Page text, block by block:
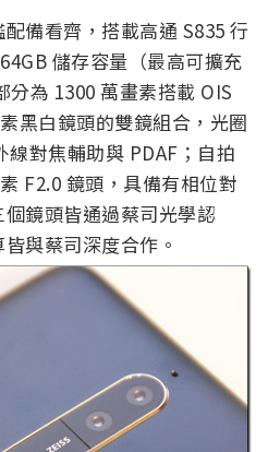
備看齊，搭載高通 S835 行
儲存容量（最高可擴充
分為 1300 萬畫素搭載 OIS
黑白鏡頭的雙鏡組合，光圈
線對焦輔助與 PDAF；自拍
F2.0 鏡頭，具備有相位對
鏡頭皆通過蔡司光學認
與蔡司深度合作。